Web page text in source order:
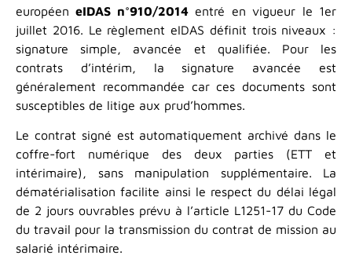
européeneIDAS n°910/2014entré en vigueur le 1er
juillet 2016. Le règlement eIDAS définit trois niveaux :
signature simple, avancée et qualifiée. Pour les
contrats d’intérim, la signature avancée est
généralement recommandée car ces documents sont
susceptibles de litige aux prud’hommes.
Le contrat signé est automatiquement archivé dans le
coffre-fort numérique des deux parties (ETT et
intérimaire), sans manipulation supplémentaire. La
dématérialisation facilite ainsi le respect du délai légal
de 2 jours ouvrables prévu à l’article L1251-17 du Code
du travail pour la transmission du contrat de mission au
salarié intérimaire.